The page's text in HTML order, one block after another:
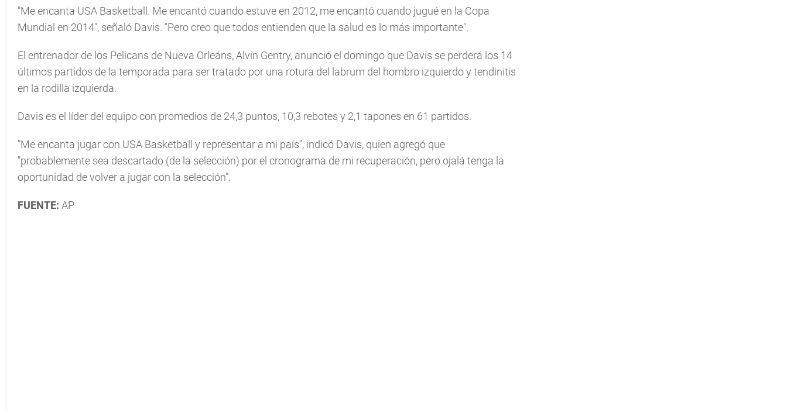
"Me encanta USA Basketball. Me encantó cuando estuve en 2012, me encantó cuando jugué en la Copa
Mundial en 2014", señaló Davis. "Pero creo que todos entienden que la salud es lo más importante".
El entrenador de los Pelicans de Nueva Orleáns, Alvin Gentry, anunció el domingo que Davis se perderá los 14
últimos partidos de la temporada para ser tratado por una rotura del labrum del hombro izquierdo y tendinitis
en la rodilla izquierda.
Davis es el líder del equipo con promedios de 24,3 puntos, 10,3 rebotes y 2,1 tapones en 61 partidos.
"Me encanta jugar con USA Basketball y representar a mi país", indicó Davis, quien agregó que
"probablemente sea descartado (de la selección) por el cronograma de mi recuperación, pero ojalá tenga la
oportunidad de volver a jugar con la selección".
FUENTE: AP